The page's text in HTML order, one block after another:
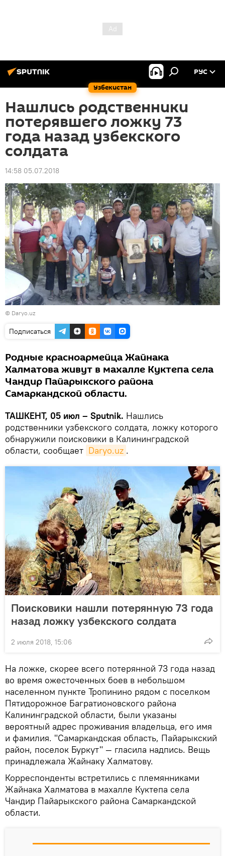
Узбекистан
РУС
Нашлись родственники
потерявшего ложку 73
года назад узбекского
солдата
14:58 05.07.2018
© Daryo.uz
Подписаться
Родные красноармейца Жайнака
Халматова живут в махалле Куктепа села
Чандир Пайарыкского района
Самаркандской области.
ТАШКЕНТ, 05 июл – Sputnik. Нашлись
родственники узбекского солдата, ложку которого
обнаружили поисковики в Калининградской
области, сообщает Daryo.uz .
Поисковики нашли потерянную 73 года
назад ложку узбекского солдата
2 июля 2018, 15:06
На ложке, скорее всего потерянной 73 года назад
во время ожесточенных боев в небольшом
населенном пункте Тропинино рядом с поселком
Пятидорожное Багратионовского района
Калининградской области, были указаны
вероятный адрес проживания владельца, его имя
и фамилия. "Самаркандская область, Пайарыкский
район, поселок Буркут" — гласила надпись. Вещь
принадлежала Жайнаку Халматову.
Корреспонденты встретились с племянниками
Жайнака Халматова в махалле Куктепа села
Чандир Пайарыкского района Самаркандской
области.